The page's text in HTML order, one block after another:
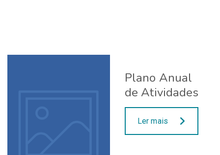
Plano Anual
de Atividades
Ler mais